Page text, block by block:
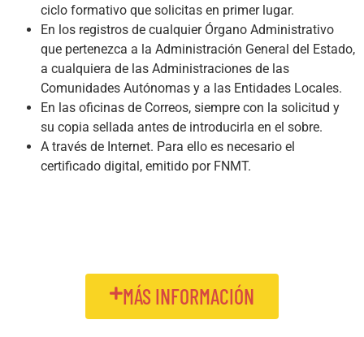
ciclo formativo que solicitas en primer lugar.
En los registros de cualquier Órgano Administrativo
que pertenezca a la Administración General del Estado,
a cualquiera de las Administraciones de las
Comunidades Autónomas y a las Entidades Locales.
En las oficinas de Correos, siempre con la solicitud y
su copia sellada antes de introducirla en el sobre.
A través de Internet. Para ello es necesario el
certificado digital, emitido por FNMT.
MÁS INFORMACIÓN